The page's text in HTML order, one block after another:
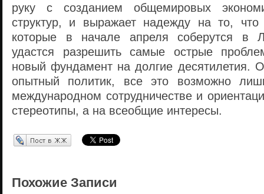
руку с созданием общемировых
структур, и выражает надежду на то,
которые в начале апреля соберутся в
удастся разрешить самые острые
новый фундамент на долгие десятилетия.
опытный политик, все это возможно
международном сотрудничестве и
стереотипы, а на всеобщие интересы.
Перепост в ЖЖ
Похожие Записи